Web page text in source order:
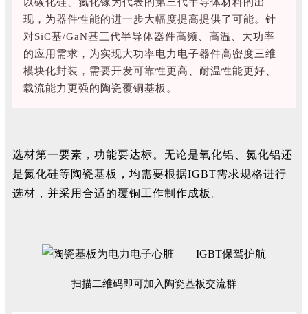
以碳化硅、氮化镓为代表的第三代半导体材料的出
现，为器件性能的进一步大幅度提高提供了可能。针
对SiC基/GaN基三代半导体器件高频、高温、大功率
的应用需求，为实现大功率电力电子器件高密度三维
模块化封装，需要开发可靠性更高、耐温性能更好、
载流能力更强的陶瓷覆铜基板。
选材第一要素，功能要达标。无论是氧化铝、氮化铝还
是氮化硅等陶瓷基板，均需要根据IGBT需求规格进行
选材，并采用合适的覆铜工作制作成板。
扫描二维码即可加入陶瓷基板交流群